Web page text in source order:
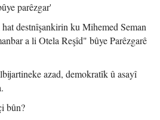
parêzgar'
destnîşankirin ku Mihemed Seman
a li Otela Reşîd" bûye Parêzgarê
azad, demokratîk û asayî
bûn?